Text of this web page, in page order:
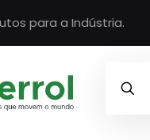
para a Indústria.